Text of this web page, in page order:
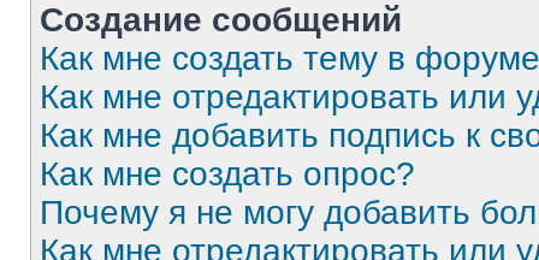
Создание сообщений
Как мне создать тему в
Как мне отредактировать или
Как мне добавить подпись к
Как мне создать опрос?
Почему я не могу добавить
Как мне отредактировать или